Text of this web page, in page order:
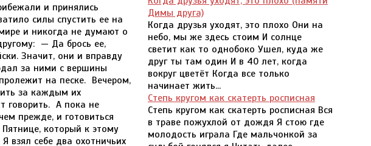
Димы друга)
Когда друзья уходят, это плохо Они на
небо, мы же здесь стоим И солнце
светит как то однобоко Ушел, куда же
друг ты там один И в 40 лет, когда
вокруг цветёт Когда все только
начинает жить...
Степь кругом как скатерть росписная
Степь кругом как скатерть росписная Вся
в траве пожухлой от дождя Я стою где
молодость играла Где мальчонкой за